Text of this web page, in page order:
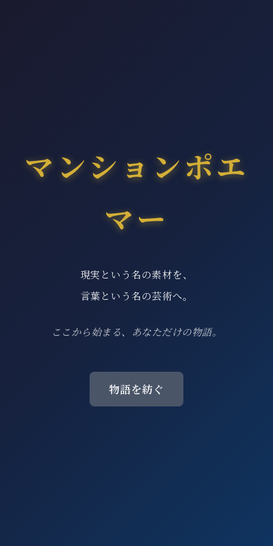
マンションポエ
マー
現実という名の素材を、
言葉という名の芸術へ。
ここから始まる、あなただけの物語。
物語を紡ぐ